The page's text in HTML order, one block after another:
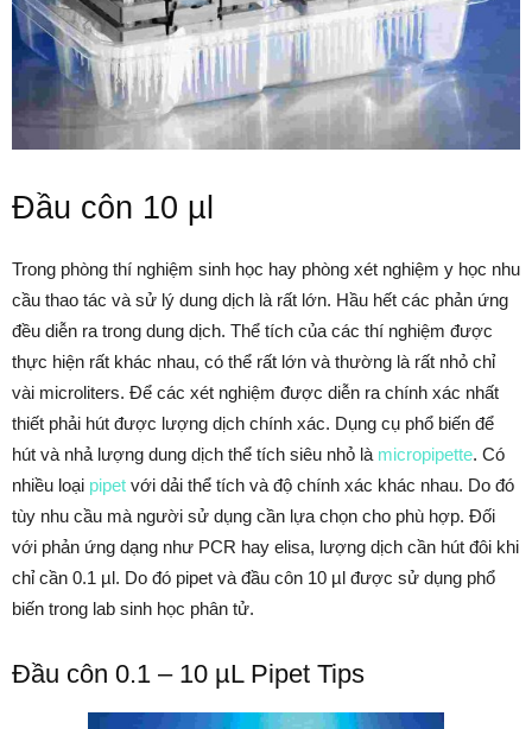
Đầu côn 10 µl
Trong phòng thí nghiệm sinh học hay phòng xét nghiệm y học nhu
cầu thao tác và sử lý dung dịch là rất lớn. Hầu hết các phản ứng
đều diễn ra trong dung dịch. Thể tích của các thí nghiệm được
thực hiện rất khác nhau, có thể rất lớn và thường là rất nhỏ chỉ
vài microliters. Để các xét nghiệm được diễn ra chính xác nhất
thiết phải hút được lượng dịch chính xác. Dụng cụ phổ biến để
hút và nhả lượng dung dịch thể tích siêu nhỏ là micropipette. Có
nhiều loại pipet với dải thể tích và độ chính xác khác nhau. Do đó
tùy nhu cầu mà người sử dụng cần lựa chọn cho phù hợp. Đối
với phản ứng dạng như PCR hay elisa, lượng dịch cần hút đôi khi
chỉ cần 0.1 µl. Do đó pipet và đầu côn 10 µl được sử dụng phổ
biến trong lab sinh học phân tử.
Đầu côn 0.1 – 10 µL Pipet Tips